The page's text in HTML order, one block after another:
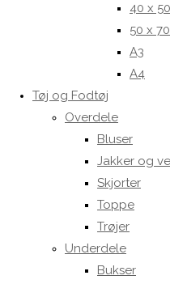
40 x
50 x
A3
A4
Tøj og Fodtøj
Overdele
Bluser
Jakker og
Skjorter
Toppe
Trøjer
Underdele
Bukser